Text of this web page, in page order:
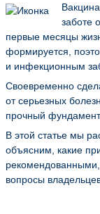
заботе
первые месяцы
формируется,
и инфекционным
Своевременно
от серьезных
прочный фундамент
В этой статье мы
объясним, какие
вопросы